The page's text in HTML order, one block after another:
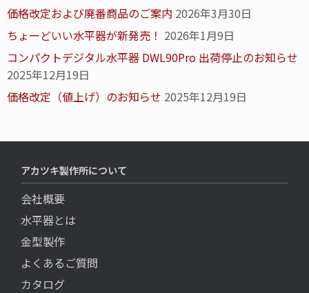
価格改定および廃番商品のご案内 2026年3月30日
ちょーどいい水平器が新発売！ 2026年1月9日
コンパクトデジタル水平器 DWL90Pro 出荷停止のお知らせ
2025年12月19日
価格改定（値上げ）のお知らせ 2025年12月19日
アカツキ製作所について
会社概要
水平器とは
金型製作
よくあるご質問
カタログ